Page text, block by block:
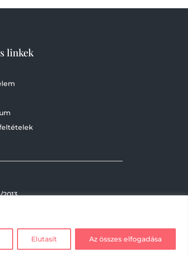
Elutasít Az összes elfogadása
linkek